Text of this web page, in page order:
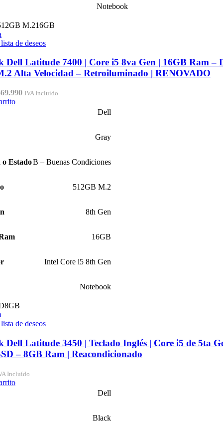
Notebook
M.216GB
de deseos
Dell Latitude 7400 | Core i5 8va Gen | 16GB Ram –
Alta Velocidad – Retroiluminado | RENOVADO
ElIVA Incluído
Dell
Gray
EstadoB – Buenas Condiciones
512GB M.2
8th Gen
16GB
Intel Core i5 8th Gen
Notebook
8GB
de deseos
Dell Latitude 3450 | Teclado Inglés | Core i5 de 5ta
– 8GB Ram | Reacondicionado
Incluído
Dell
Black